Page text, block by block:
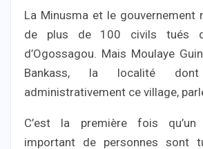
La Minusma et le gouvernement
de plus de 100 civils tués
d’Ogossagou. Mais Moulaye
Bankass, la localité dont
administrativement ce village,
C’est la première fois
important de personnes sont